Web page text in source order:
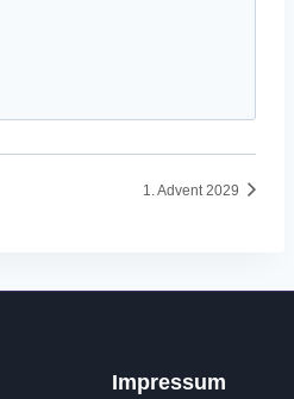
1. Advent 2029
Impressum